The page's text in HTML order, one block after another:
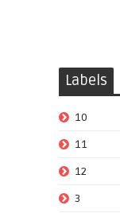
Labels
10
11
12
3